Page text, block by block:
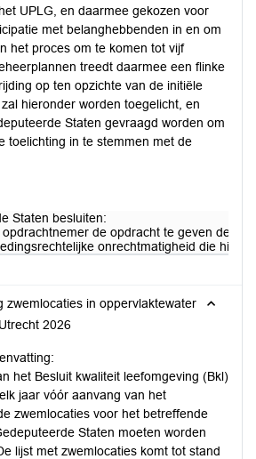
UPLG, en daarmee gekozen voor
met belanghebbenden in en om
het proces om te komen tot vijf
treedt daarmee een flinke
op ten opzichte van de initiële
hieronder worden toegelicht, en
Staten gevraagd worden om
toelichting in te stemmen met de
Staten besluiten:
de opdracht te geven de
onrechtmatigheid die
zwemlocaties in oppervlaktewater
2026
het Besluit kwaliteit leefomgeving (Bkl)
jaar vóór aanvang van het
zwemlocaties voor het betreffende
Staten moeten worden
lijst met zwemlocaties komt tot stand